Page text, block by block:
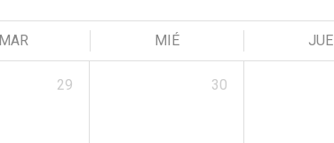
MAR MIÉ JUE
29 30